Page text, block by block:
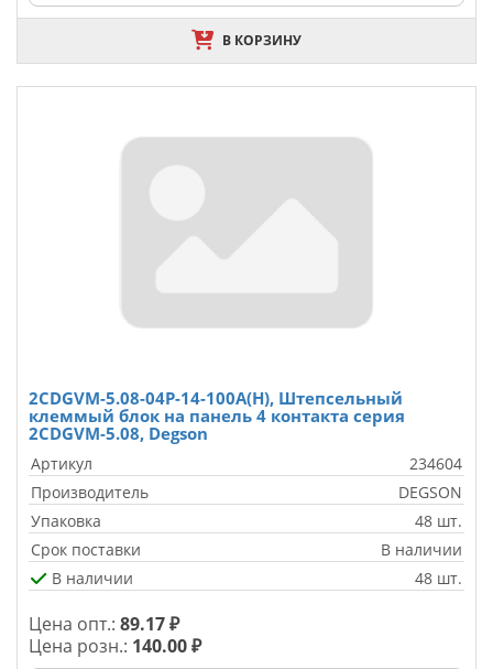
В КОРЗИНУ
2CDGVM-5.08-04P-14-100A(H), Штепсельный
клеммый блок на панель 4 контакта серия
2CDGVM-5.08, Degson
Артикул
234604
Производитель
DEGSON
Упаковка
48 шт.
Срок поставки
В наличии
В наличии
48 шт.
Цена опт.: 89.17 ₽
Цена розн.: 140.00 ₽